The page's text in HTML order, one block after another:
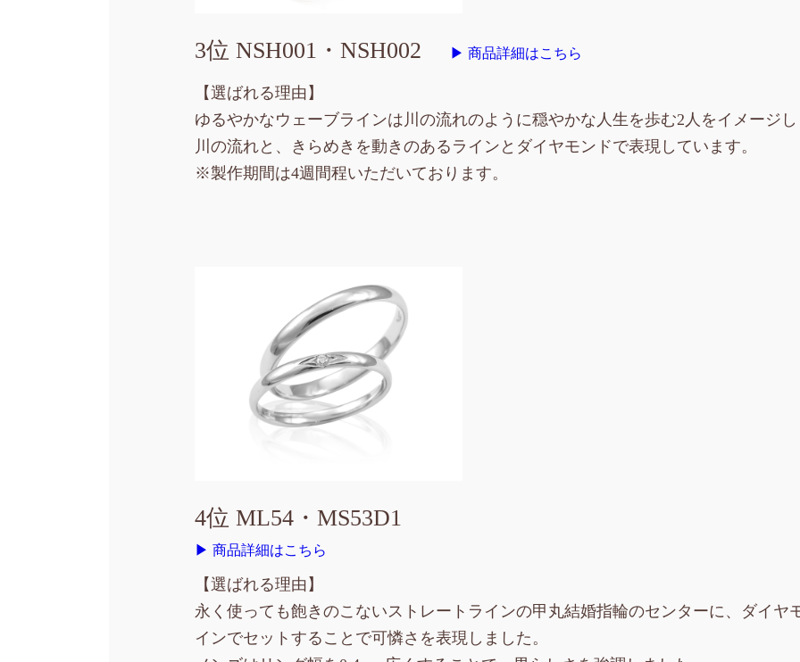
3位 NSH001・NSH002 ▶ 商品詳細はこちら
【選ばれる理由】
ゆるやかなウェーブラインは川の流れのように穏やかな人生を歩む2人をイメージ
川の流れと、きらめきを動きのあるラインとダイヤモンドで表現しています。
※製作期間は4週間程いただいております。
4位 ML54・MS53D1
▶ 商品詳細はこちら
【選ばれる理由】
永く使っても飽きのこないストレートラインの甲丸結婚指輪のセンターに、ダイヤ
インでセットすることで可憐さを表現しました。